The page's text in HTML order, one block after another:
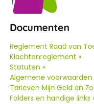
Documenten
Reglement Raad van
Klachtenreglement »
Statuten »
Algemene voorwaarden
Tarieven Mijn Geld en Zo
Folders en handige links